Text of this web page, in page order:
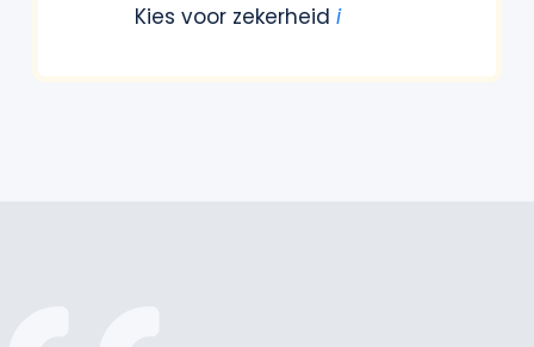
Kies voor zekerheid i